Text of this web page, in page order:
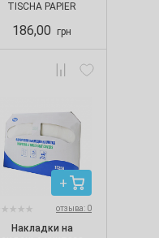
TISCHA PAPIER
186,00 грн
отзыва: 0
Накладки на